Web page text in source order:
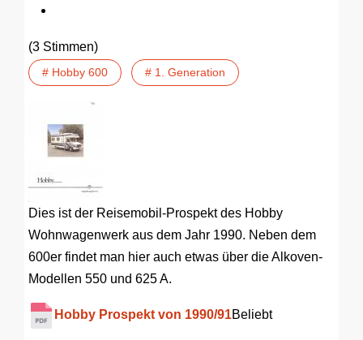
(3 Stimmen)
# Hobby 600 # 1. Generation
Dies ist der Reisemobil-Prospekt des Hobby
Wohnwagenwerk aus dem Jahr 1990. Neben dem
600er findet man hier auch etwas über die Alkoven-
Modellen 550 und 625 A.
Hobby Prospekt von 1990/91Beliebt